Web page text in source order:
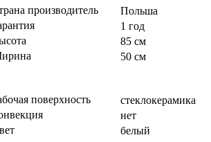
производитель
Польша
1 год
85 см
50 см
поверхность
стеклокерамика
нет
белый